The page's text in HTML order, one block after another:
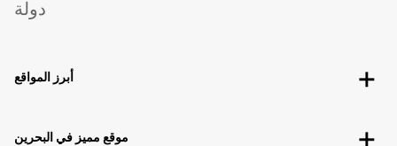
دولة
أبرز المواقع
موقع مميز في البحرين